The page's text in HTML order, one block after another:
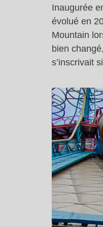
Inaugurée
évolué en
Mountain
bien
s’inscrivait